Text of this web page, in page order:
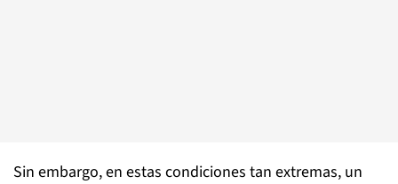
Sin embargo, en estas condiciones tan extremas, un